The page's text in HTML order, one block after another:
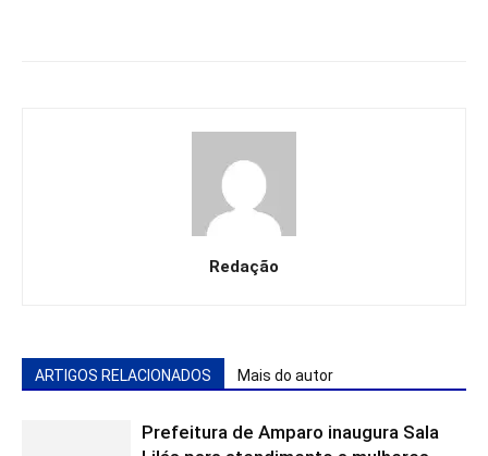
Redação
ARTIGOS RELACIONADOS Mais do autor
Prefeitura de Amparo inaugura Sala